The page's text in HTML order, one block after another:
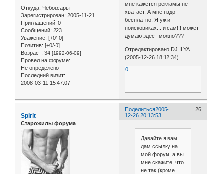
Откуда: Чебоксары
Зарегистрирован: 2005-11-21
Приглашений: 0
Сообщений: 223
Уважение: [+0/-0]
Позитив: [+0/-0]
Возраст: 34 [1992-06-09]
Провел на форуме:
Не определено
Последний визит:
2008-03-11 15:47:07
мне кажется рекламы не
хватает. А мне надо
бесплатно. Я уж и
поисковиках... и сам!!! может
думаю здест можно???
Отредактировано DJ ILYA
(2005-12-26 18:12:34)
0
Поделиться 26
2005-
12-26 20:13:53
Spirit
Старожилы форума
Давайте я вам
дам ссылку на
мой форум, а вы
мне скажите, что
не так (кроме